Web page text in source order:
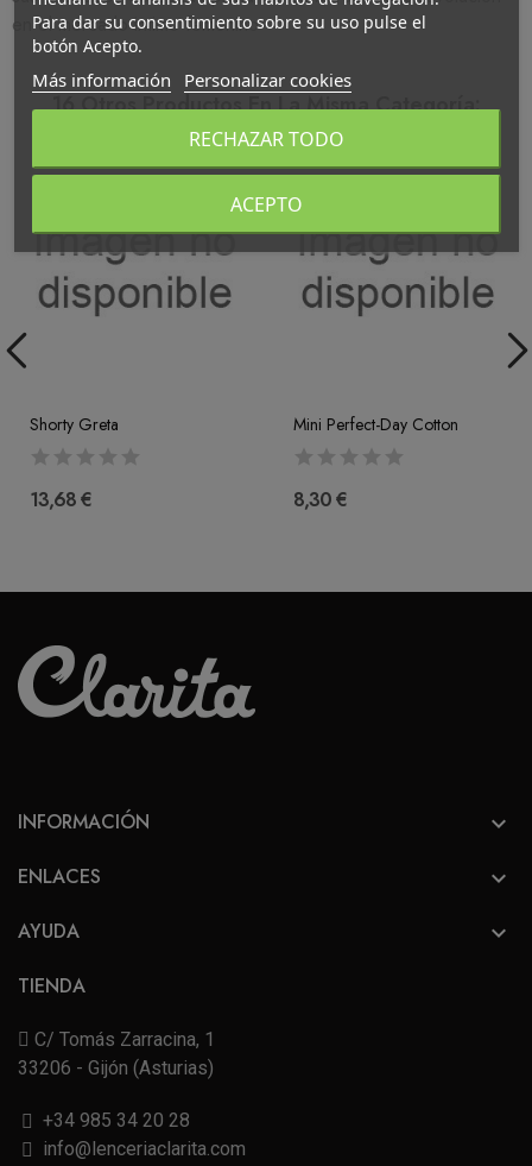
en el mercado intimo femenino
16 Otros Productos En La Misma Categoría:
Shorty Greta
13,68 €
Mini Perfect-Day Cotton
8,30 €
INFORMACIÓN 
ENLACES 
AYUDA 
TIENDA
C/ Tomás Zarracina, 1
33206 - Gijón (Asturias)
+34 985 34 20 28
info@lenceriaclarita.com
Para dar su consentimiento sobre su uso pulse el
botón Acepto.
Más información Personalizar cookies
RECHAZAR TODO
ACEPTO